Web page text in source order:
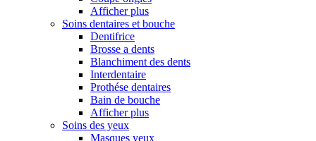
Afficher plus
Soins dentaires et bouche
Dentifrice
Brosse a dents
Blanchiment des dents
Interdentaire
Prothése dentaires
Bain de bouche
Afficher plus
Soins des yeux
Masques yeux